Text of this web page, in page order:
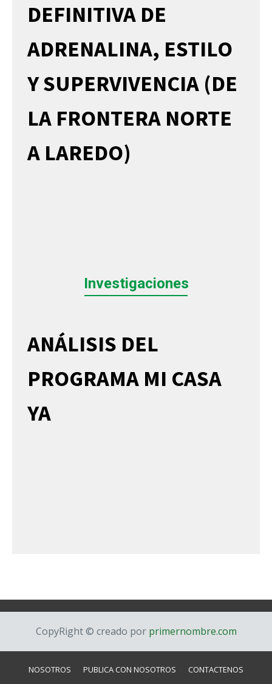
DEFINITIVA DE
ADRENALINA, ESTILO
Y SUPERVIVENCIA (DE
LA FRONTERA NORTE
A LAREDO)
Investigaciones
ANÁLISIS DEL
PROGRAMA MI CASA
YA
CopyRight © creado porprimernombre.com
NOSOTROS PUBLICA CON NOSOTROS CONTACTENOS